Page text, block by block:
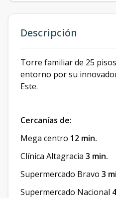
Descripción
Torre familiar de 25
entorno por su
Este.
Cercanías de:
Mega centro 12 min.
Clínica Altagracia 3 min.
Supermercado Bravo 3
Supermercado Nacional